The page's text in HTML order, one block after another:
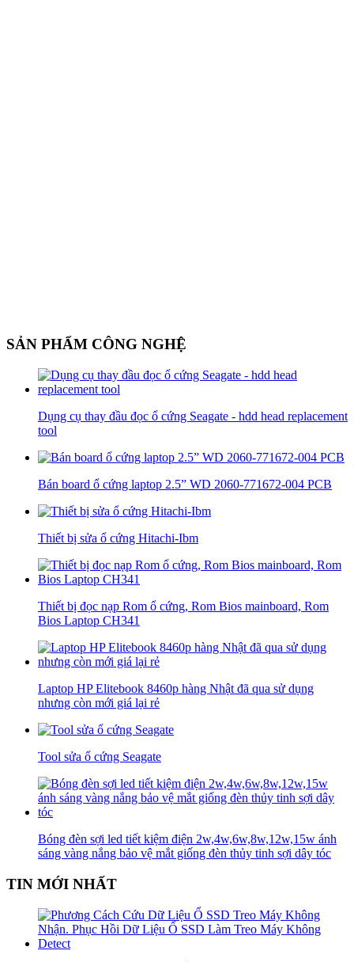
SẢN PHẨM CÔNG NGHỆ
Dụng cụ thay đầu đọc ổ cứng Seagate - hdd head replacement
tool
Bán board ổ cứng laptop 2.5” WD 2060-771672-004 PCB
Thiết bị sửa ổ cứng Hitachi-Ibm
Thiết bị đọc nạp Rom ổ cứng, Rom Bios mainboard, Rom
Bios Laptop CH341
Laptop HP Elitebook 8460p hàng Nhật đã qua sử dụng
nhưng còn mới giá lại rẻ
Tool sửa ổ cứng Seagate
Bóng đèn sợi led tiết kiệm điện 2w,4w,6w,8w,12w,15w ánh
sáng vàng nắng bảo vệ mắt giống đèn thủy tinh sợi dây tóc
TIN MỚI NHẤT